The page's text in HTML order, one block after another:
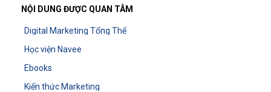
NỘI DUNG ĐƯỢC QUAN TÂM
Digital Marketing Tổng Thể
Học viện Navee
Ebooks
Kiến thức Marketing